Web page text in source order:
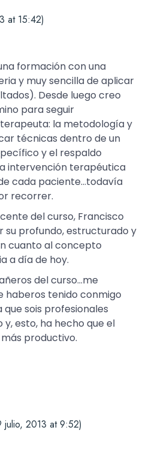
at 15:42)
formación con una
y muy sencilla de aplicar
Desde luego creo
para seguir
la metodología y
técnicas dentro de un
y el respaldo
intervención terapéutica
cada paciente…todavía
recorrer.
del curso, Francisco
su profundo, estructurado y
cuanto al concepto
a día de hoy.
del curso…me
haberos tenido conmigo
sois profesionales
esto, ha hecho que el
productivo.
julio, 2013 at 9:52)